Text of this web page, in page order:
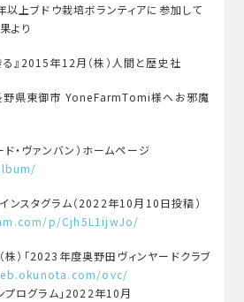
上ブドウ栽培ボランティアに参加して
より
る』2015年12月（株）人間と歴史社
県東御市 YoneFarmTomi様へお邪魔
・ヴァンバン）ホームページ
インスタグラム（2022年10月10日投稿）
p/Cjh5L1ijwJo/
）「2023年度奥野田ヴィンヤードクラブ
ovc/
プログラム」2022年10月